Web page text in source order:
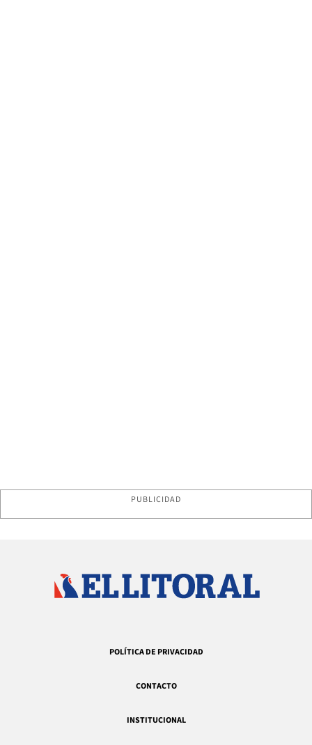
PUBLICIDAD
POLÍTICA DE PRIVACIDAD
CONTACTO
INSTITUCIONAL